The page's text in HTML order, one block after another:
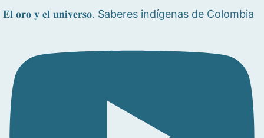
𝐄𝐥 𝐨𝐫𝐨 𝐲 𝐞𝐥 𝐮𝐧𝐢𝐯𝐞𝐫𝐬𝐨. Saberes indígenas de Colombia